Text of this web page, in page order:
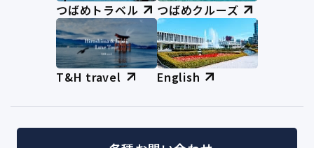
つばめトラベル つばめクルーズ
T&H travel English